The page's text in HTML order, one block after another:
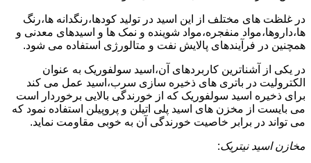
در غلظت های مختلف از این اسید در تولید کودها،رنگدانه ها،رنگ
ها،داروها،مواد منفجره،مواد شوینده و نمک ها و اسیدهای معدنی و
همچنین در فرآیندهای پالایش نفت و متالورژی استفاده می شود.
در یکی از آشناترین کاربردهای آن،اسید سولفوریک به عنوان
الکترولیت در باتری های ذخیره سازی سرب،اسید عمل می کند
برای ذخیره اسید سولفوریک که از خورندگی بالایی برخوردار است
می بایست از مخزن های اسید پلی اتیلن و پروپیلن استفاده نمود که
می تواند در برابر خاصیت خورندگی آن به خوبی مقاومت نماید.
مخازن اسید نیتریک: